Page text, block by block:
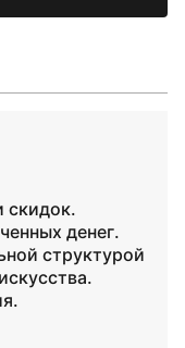
скидок.
денег.
структурой